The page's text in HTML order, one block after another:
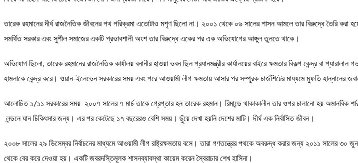
তারেক রহমানের দীর্ঘ রাজনৈতিক জীবনের পথ পরিক্রমা এতোটাও মশৃণ ছিলো না। ২০০১ থেকে ০৬ সালের শাসন আমলে তার বিরুদ্ধে তৈরি
সমর্থিত সরকার এবং সুশীল সমাজের একটি প্রভাবশালী অংশ তার বিরুদ্ধে একের পর এক অভিযোগের আঙ্গুল তুলতে থাকে।
অভিযোগ ছিলো, তারেক রহমানের রাজনৈতিক কার্যালয় বনানীর হাওয়া ভবন ছিল প্রধানমন্ত্রীর কার্যালয়ের বাইরে ক্ষমতার বিকল্প কেন্দ্র বা
হামলাকে কেন্দ্র করে। ওয়ান-ইলেভেন সরকারের সময় এবং পরে আওয়ামী লীগ ক্ষমতায় আসার পর সম্পূরক চার্জশিটের মাধ্যমে মুফতি হান্নানের
আলোচিত ১/১১ সরকারের সময় ২০০৭ সালের ৭ মার্চ তাকে গ্রেপ্তার হন তারেক রহমান। রিমান্ডে থাকাকালীন তার ওপর চালানো হয়
লন্ডনে যান চিকিৎসার জন্য। এর পর কেটেছে ১৭ বছরেরও বেশি সময়। ছুঁয়ে দেখা হয়নি দেশের মাটি। দীর্ঘ এক নির্বাসিত জীবন।
২০০৮ সালের ২৯ ডিসেম্বর নির্বাচনের মাধ্যমে আওয়ামী লীগ রাষ্ট্রক্ষমতায় বসে। তারা গণতন্ত্রের পথকে অবরুদ্ধ করার জন্য ২০১১ সালের ৩০
থেকে বের করে দেওয়া হয়। একটি জবরদস্তিমূলক শাসনব্যাবস্থা কায়েম করেন স্বৈরাচার শেখ হাসিনা।